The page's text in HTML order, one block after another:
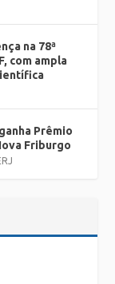
na 78ª
com ampla
Prêmio
Friburgo